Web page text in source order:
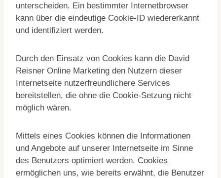
unterscheiden. Ein bestimmter Internetbrowser
kann über die eindeutige Cookie-ID wiedererkannt
und identifiziert werden.
Durch den Einsatz von Cookies kann die David
Reisner Online Marketing den Nutzern dieser
Internetseite nutzerfreundlichere Services
bereitstellen, die ohne die Cookie-Setzung nicht
möglich wären.
Mittels eines Cookies können die Informationen
und Angebote auf unserer Internetseite im Sinne
des Benutzers optimiert werden. Cookies
ermöglichen uns, wie bereits erwähnt, die Benutzer